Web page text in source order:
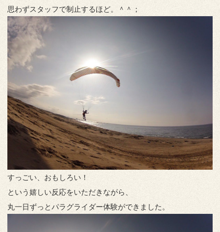
思わずスタッフで制止するほど。＾＾；
すっごい、おもしろい！
という嬉しい反応をいただきながら、
丸一日ずっとパラグライダー体験ができました。